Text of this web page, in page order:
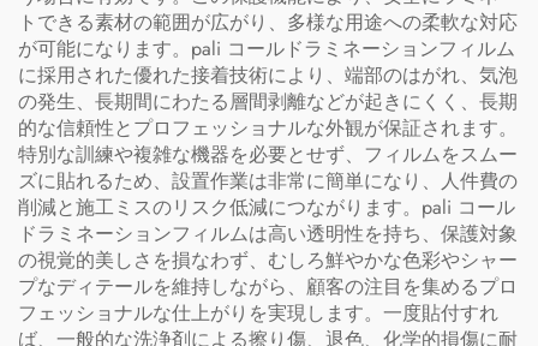
トできる素材の範囲が広がり、多様な用途への柔軟な対応
が可能になります。pali コールドラミネーションフィルム
に採用された優れた接着技術により、端部のはがれ、気泡
の発生、長期間にわたる層間剥離などが起きにくく、長期
的な信頼性とプロフェッショナルな外観が保証されます。
特別な訓練や複雑な機器を必要とせず、フィルムをスムー
ズに貼れるため、設置作業は非常に簡単になり、人件費の
削減と施工ミスのリスク低減につながります。pali コール
ドラミネーションフィルムは高い透明性を持ち、保護対象
の視覚的美しさを損なわず、むしろ鮮やかな色彩やシャー
プなディテールを維持しながら、顧客の注目を集めるプロ
フェッショナルな仕上がりを実現します。一度貼付すれ
ば、一般的な洗浄剤による擦り傷、退色、化学的損傷に耐